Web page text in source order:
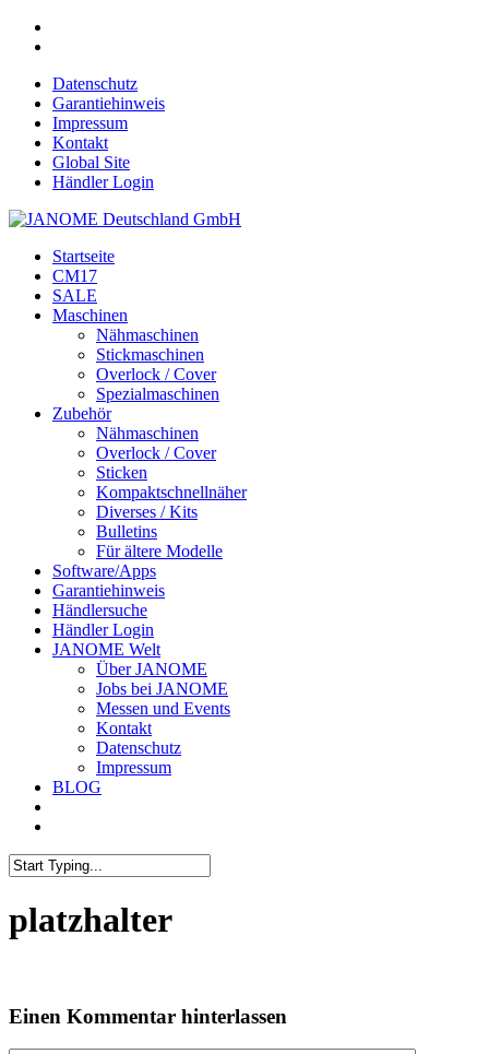
Datenschutz
Garantiehinweis
Impressum
Kontakt
Global Site
Händler Login
Startseite
CM17
SALE
Maschinen
Nähmaschinen
Stickmaschinen
Overlock / Cover
Spezialmaschinen
Zubehör
Nähmaschinen
Overlock / Cover
Sticken
Kompaktschnellnäher
Diverses / Kits
Bulletins
Für ältere Modelle
Software/Apps
Garantiehinweis
Händlersuche
Händler Login
JANOME Welt
Über JANOME
Jobs bei JANOME
Messen und Events
Kontakt
Datenschutz
Impressum
BLOG
platzhalter
Einen Kommentar hinterlassen